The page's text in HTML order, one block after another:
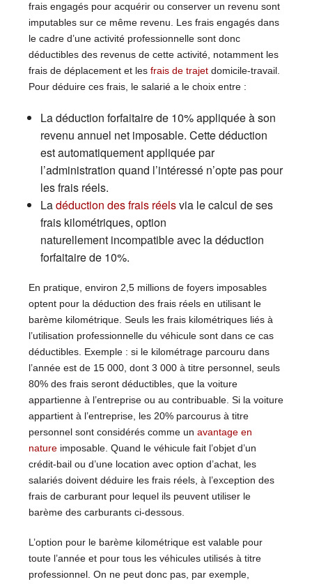
frais engagés pour acquérir ou conserver un revenu sont
imputables sur ce même revenu. Les frais engagés dans
le cadre d’une activité professionnelle sont donc
déductibles des revenus de cette activité, notamment les
frais de déplacement et les frais de trajetdomicile-travail.
Pour déduire ces frais, le salarié a le choix entre :
La déduction forfaitaire de 10% appliquée à son
revenu annuel net imposable. Cette déduction
est automatiquement appliquée par
l’administration quand l’intéressé n’opte pas pour
les frais réels.
Ladéduction des frais réelsvia le calcul de ses
frais kilométriques, option
naturellement incompatible avec la déduction
forfaitaire de 10%.
En pratique, environ 2,5 millions de foyers imposables
optent pour la déduction des frais réels en utilisant le
barème kilométrique. Seuls les frais kilométriques liés à
l’utilisation professionnelle du véhicule sont dans ce cas
déductibles. Exemple : si le kilométrage parcouru dans
l’année est de 15 000, dont 3 000 à titre personnel, seuls
80% des frais seront déductibles, que la voiture
appartienne à l’entreprise ou au contribuable. Si la voiture
appartient à l’entreprise, les 20% parcourus à titre
personnel sont considérés comme un avantage en
natureimposable. Quand le véhicule fait l’objet d’un
crédit-bail ou d’une location avec option d’achat, les
salariés doivent déduire les frais réels, à l’exception des
frais de carburant pour lequel ils peuvent utiliser le
barème des carburants ci-dessous.
L’option pour le barème kilométrique est valable pour
toute l’année et pour tous les véhicules utilisés à titre
professionnel. On ne peut donc pas, par exemple,